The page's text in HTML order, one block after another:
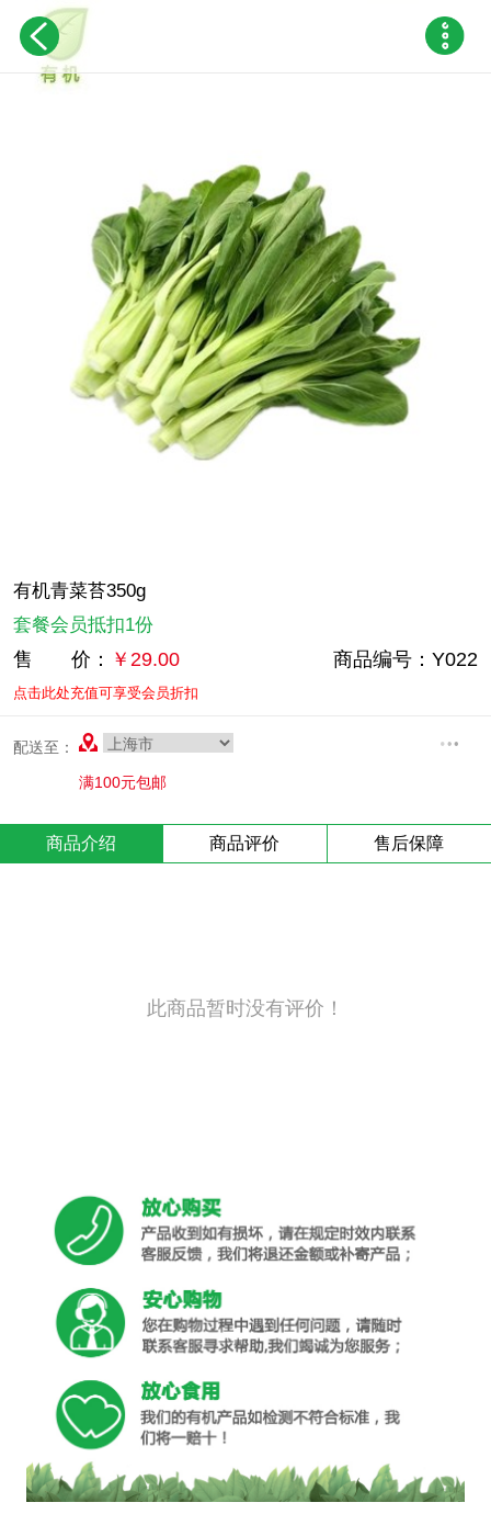
有机青菜苔350g
套餐会员抵扣1份
售 价： ￥ 29.00 商品编号：Y022
点击此处充值可享受会员折扣
配送至：
满100元包邮
商品介绍 商品评价 售后保障
此商品暂时没有评价！